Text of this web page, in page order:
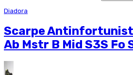
Diadora
Scarpe
Ab Mstr B Mid S3S Fo